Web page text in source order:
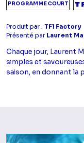
PROGRAMME COURT
Produit par : TF1 Factory
Présenté par Laurent
Chaque jour, Laurent
simples et
saison, en donnant la